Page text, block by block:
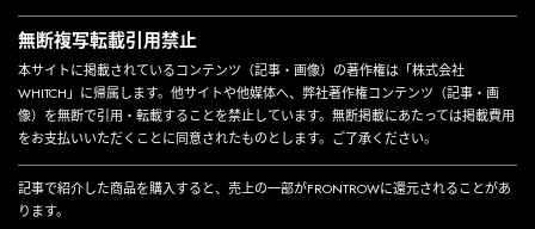
無断複写転載引用禁止
本サイトに掲載されているコンテンツ（記事・画像）の著作権は「株式会社
WHITCH」に帰属します。他サイトや他媒体へ、弊社著作権コンテンツ（記事・画
像）を無断で引用・転載することを禁止しています。無断掲載にあたっては掲載費用
をお支払いいただくことに同意されたものとします。ご了承ください。
記事で紹介した商品を購入すると、売上の一部がFRONTROWに還元されることがあ
ります。